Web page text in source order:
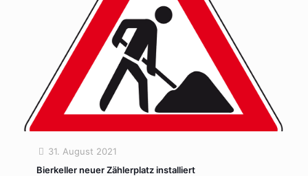
31. August 2021
Bierkeller neuer Zählerplatz installiert